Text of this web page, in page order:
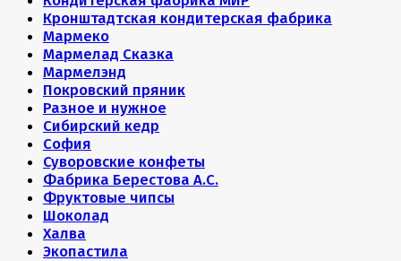
Кронштадтская кондитерская фабрика
Мармеко
Мармелад Сказка
Мармелэнд
Покровский пряник
Разное и нужное
Сибирский кедр
София
Суворовские конфеты
Фабрика Берестова А.С.
Фруктовые чипсы
Шоколад
Халва
Экопастила